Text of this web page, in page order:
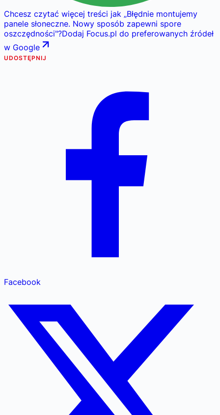
Chcesz czytać więcej treści jak „Błędnie montujemy
panele słoneczne. Nowy sposób zapewni spore
oszczędności"?Dodaj Focus.pl do preferowanych źródeł
w Google
UDOSTĘPNIJ
Facebook